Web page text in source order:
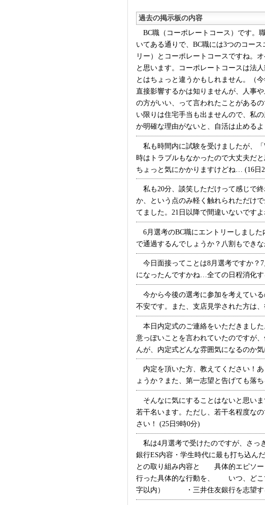
過去の掲示板の内容
BC職（コーポレートコース）です。
いてある通りで、BC職には3つのコー
リー）とコーポレートコースですね。
と思います。コーポレートコースは法
とはちょっと違うかもしれません。（
直接影響するかは知りませんが、人事
の方がいい、って言われたことがある
い限りは住宅手当も出ませんので、私
か明確な理由がないと、自活は止める
私も時間内に試験を受けましたが、
時はトラブルもなかったので大丈夫だ
ちょっと気にかかりますけどね… (16日
私も20分、談笑しただけって感じで
か、という点のみ軽く触れられただけ
てました。21日以降で間違いないです
6月選考のBC職にエントリーしました
で通過するんでしょうか？八割もでき
今日面接ってことは8月選考ですか？
になったんですかね…全ての日程消化
今から今後の選考に参加を考えている
不安です。また、支店見学された方は
本日内定式のご連絡をいただきまし
意っぽいことを言われていたのですが
んが、内定式どんな雰囲気になるのか
内定を頂いた方、教えてください！
ょうか？また、第一志望と告げても落
そんなに気にすることはないと思い
若干名います。ただし、若干名程度な
さい！ (25日9時0分)
私は4月選考で受けたのですが、さっ
銀行ES内容・学生時代に最も打ち込ん
との取り組み内容と 具体的エピソー
行った具体的な行動を、 いつ、どこ
字以内） ・三井住友銀行を志望する